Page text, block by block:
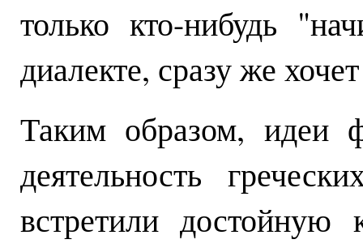
только кто-нибудь
диалекте, сразу же
Таким образом, идеи
деятельность
встретили